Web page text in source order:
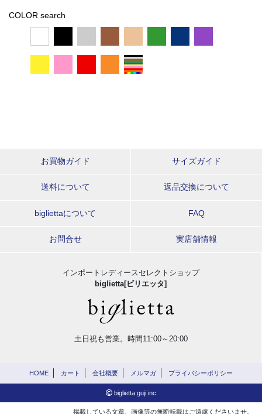
COLOR search
お買物ガイド サイズガイド
送料について 返品交換について
bigliettaについて FAQ
お問合せ 実店舗情報
インポートレディースセレクトショップ
biglietta[ビリエッタ]
土日祝も営業。時間11:00～20:00
HOME カート 会社概要 メルマガ プライバシーポリシー
biglietta guji.inc
掲載している文章、画像等の無断転載はご遠慮くださいませ。